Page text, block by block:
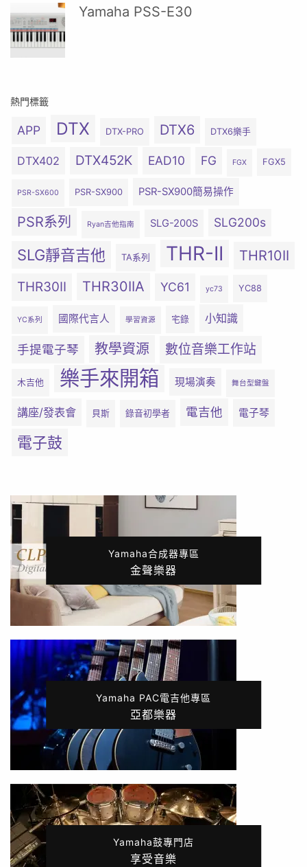
Yamaha PSS-E30
熱門標籤
APP DTX DTX-PRO DTX6 DTX6樂手
DTX402 DTX452K EAD10 FG FGX FGX5
PSR-SX600 PSR-SX900 PSR-SX900簡易操作
PSR系列 Ryan吉他指南 SLG-200S SLG200s
SLG靜音吉他 TA系列 THR-II THR10II
THR30II THR30IIA YC61 yc73 YC88
YC系列 國際代言人 學習資源 宅錄 小知識
手提電子琴 教學資源 數位音樂工作站
木吉他 樂手來開箱 現場演奏 舞台型鍵盤
講座/發表會 貝斯 錄音初學者 電吉他 電子琴
電子鼓
Yamaha合成器專區
金聲樂器
Yamaha PAC電吉他專區
亞都樂器
Yamaha鼓專門店
享受音樂